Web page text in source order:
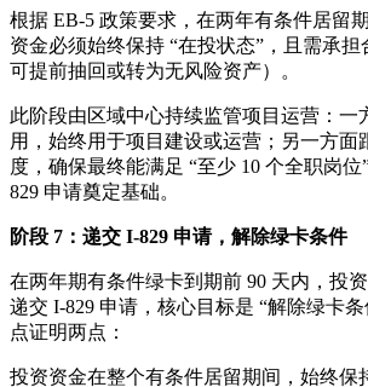
根据 EB-5 政策要求，在两年有条件居留
资金必须始终保持 “在投状态”，且需承
可提前抽回或转为无风险资产）。
此阶段由区域中心持续监管项目运营：一
用，始终用于项目建设或运营；另一方面
度，确保最终能满足 “至少 10 个全职岗
829 申请奠定基础。
阶段 7：递交 I-829 申请，解除绿卡条件
在两年期有条件绿卡到期前 90 天内，投
递交 I-829 申请，核心目标是 “解除绿卡
点证明两点：
投资资金在整个有条件居留期间，始终保